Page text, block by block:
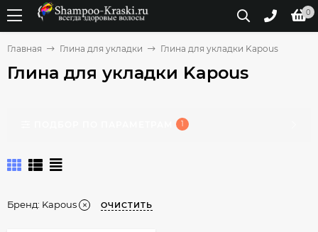
0
Главная Глина для укладки Глина для укладки Kapous
Глина для укладки Kapous
1
Бренд: Kapous ОЧИСТИТЬ